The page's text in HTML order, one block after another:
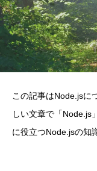
この記事はNode.jsに
しい文章で「Node.js
に役立つNode.jsの知